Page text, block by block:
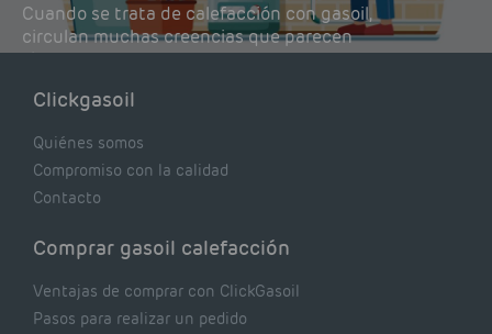
Cuando se trata de calefacción con gasoil,
circulan muchas creencias que parecen
lógicas pero que, en realidad, pueden estar
de tu caldera. Pocas se contrastan con lo que
Clickgasoil
Quiénes somos
Compromiso con la calidad
Contacto
Comprar gasoil calefacción
Ventajas de comprar con ClickGasoil
Pasos para realizar un pedido